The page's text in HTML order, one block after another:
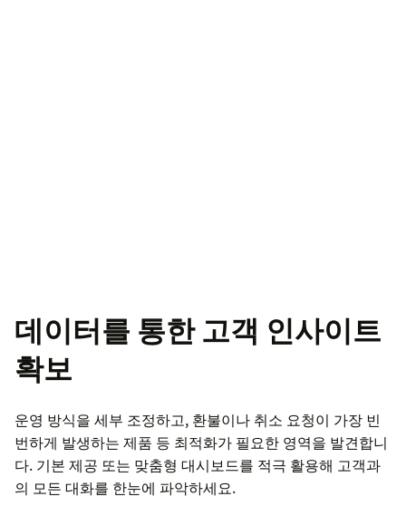
데이터를 통한 고객 인사이트
확보
운영 방식을 세부 조정하고, 환불이나 취소 요청이 가장 빈
번하게 발생하는 제품 등 최적화가 필요한 영역을 발견합니
다. 기본 제공 또는 맞춤형 대시보드를 적극 활용해 고객과
의 모든 대화를 한눈에 파악하세요.